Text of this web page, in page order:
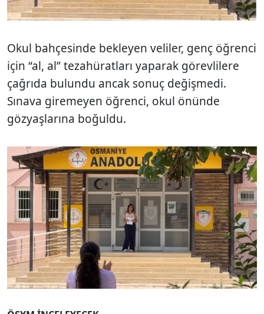
Okul bahçesinde bekleyen veliler, genç öğrenci
için “al, al” tezahüratları yaparak görevlilere
çağrıda bulundu ancak sonuç değişmedi.
Sınava giremeyen öğrenci, okul önünde
gözyaşlarına boğuldu.